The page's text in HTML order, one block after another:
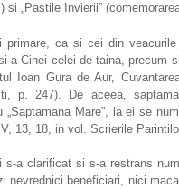
„Pastile Invierii”
ca si cei din
a Cinei celei de taina, precum
Ioan Gura de Aur,
p. 247). De aceea,
„Saptamana Mare”, la ei se
13, 18, in vol. Scrierile
a clarificat si s-a restrans
nevrednici beneficiari, nici